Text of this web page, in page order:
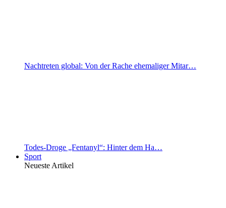
Nachtreten global: Von der Rache ehemaliger Mitar…
Todes-Droge „Fentanyl“: Hinter dem Ha…
Sport
Neueste Artikel